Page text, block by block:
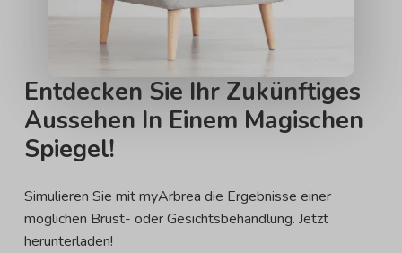
Entdecken Sie Ihr Zukünftiges
Aussehen In Einem Magischen
Spiegel!
Simulieren Sie mit myArbrea die Ergebnisse einer
möglichen Brust- oder Gesichtsbehandlung. Jetzt
herunterladen!